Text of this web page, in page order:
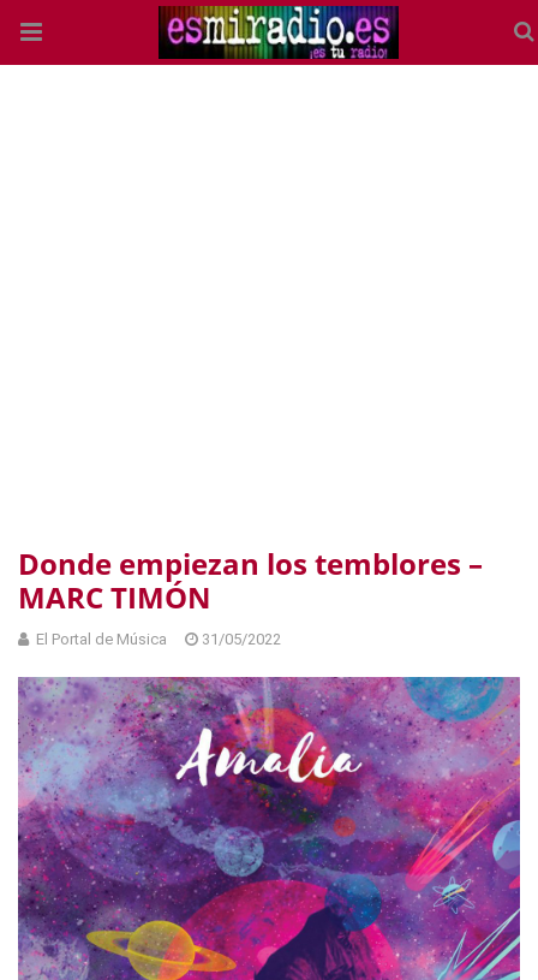
Donde empiezan los temblores –
MARC TIMÓN
El Portal de Música 31/05/2022